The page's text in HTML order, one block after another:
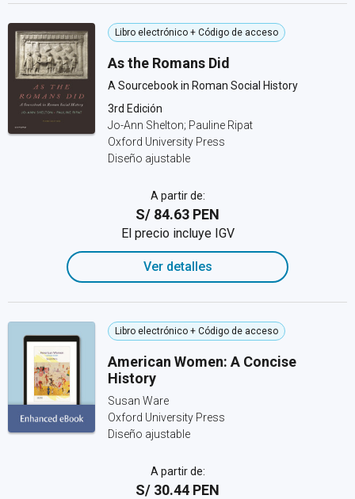
Libro electrónico + Código de acceso
As the Romans Did
A Sourcebook in Roman Social History
3rd Edición
Jo-Ann Shelton; Pauline Ripat
Oxford University Press
Diseño ajustable
A partir de:
S/ 84.63 PEN
El precio incluye IGV
Ver detalles
Libro electrónico + Código de acceso
American Women: A Concise
History
Susan Ware
Oxford University Press
Diseño ajustable
A partir de:
S/ 30.44 PEN